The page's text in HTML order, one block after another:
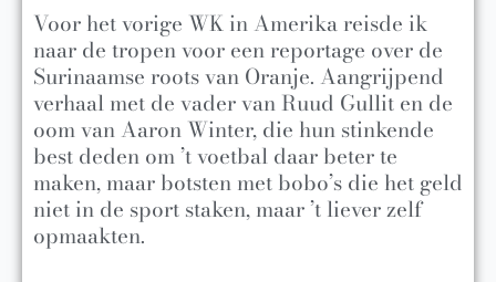
Voor het vorige WK in Amerika reisde ik
naar de tropen voor een reportage over de
Surinaamse roots van Oranje. Aangrijpend
verhaal met de vader van Ruud Gullit en de
oom van Aaron Winter, die hun stinkende
best deden om ’t voetbal daar beter te
maken, maar botsten met bobo’s die het geld
niet in de sport staken, maar ’t liever zelf
opmaakten.